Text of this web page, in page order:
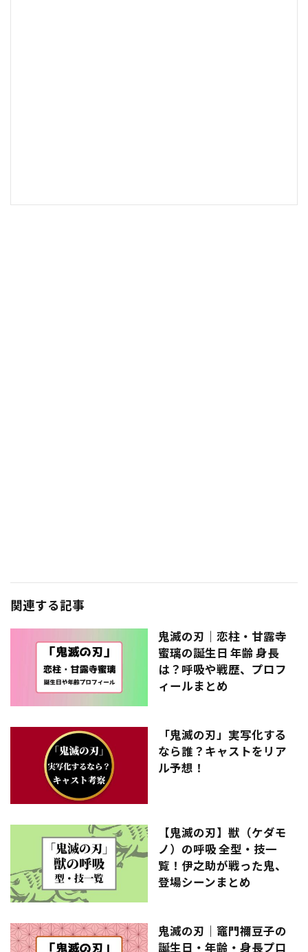
関連する記事
鬼滅の刃｜恋柱・甘露寺
蜜璃の誕生日 年齢 身長
は？呼吸や戦歴、プロフ
ィールまとめ
「鬼滅の刃」実写化する
なら誰？キャストをリア
ル予想！
【鬼滅の刃】獣（ケダモ
ノ）の呼吸 全型・技一
覧！伊之助が戦った鬼、
登場シーンまとめ
鬼滅の刃｜竈門禰󠄀豆子の
誕生日・年齢・身長プロ